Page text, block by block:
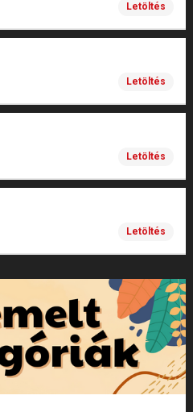
Letöltés
Letöltés
Letöltés
Letöltés